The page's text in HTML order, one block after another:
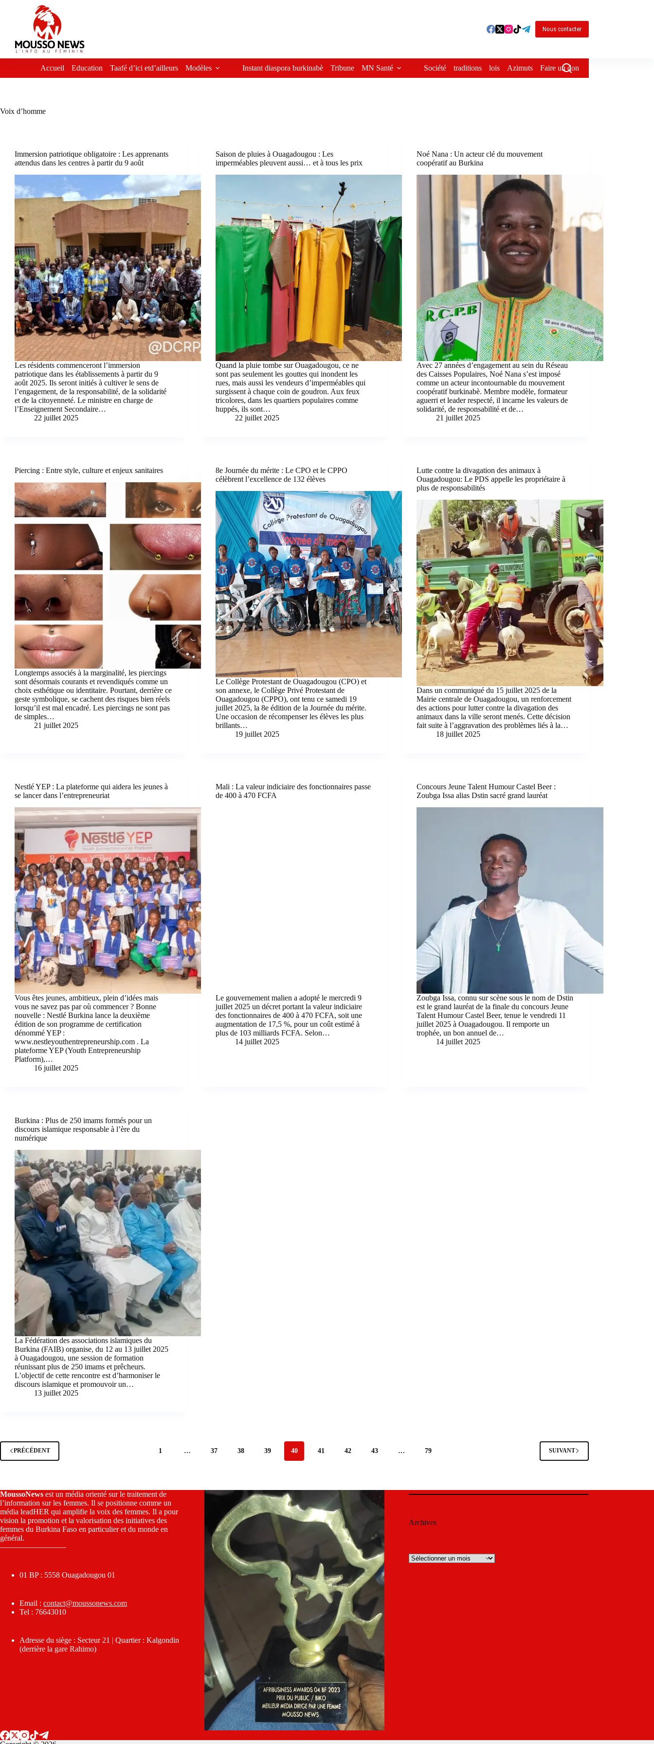
Nous contacter
Accueil Education Taafé d’ici etd’ailleurs Modèles Instant diaspora burkinabè Tribune MN Santé Société traditions lois Azimuts Faire un don
Voix d’homme
Immersion patriotique obligatoire : Les apprenants
attendus dans les centres à partir du 9 août
Les résidents commenceront l’immersion
patriotique dans les établissements à partir du 9
août 2025. Ils seront initiés à cultiver le sens de
l’engagement, de la responsabilité, de la solidarité
et de la citoyenneté. Le ministre en charge de
l’Enseignement Secondaire…
22 juillet 2025
Saison de pluies à Ouagadougou : Les
imperméables pleuvent aussi… et à tous les prix
Quand la pluie tombe sur Ouagadougou, ce ne
sont pas seulement les gouttes qui inondent les
rues, mais aussi les vendeurs d’imperméables qui
surgissent à chaque coin de goudron. Aux feux
tricolores, dans les quartiers populaires comme
huppés, ils sont…
22 juillet 2025
Noé Nana : Un acteur clé du mouvement
coopératif au Burkina
Avec 27 années d’engagement au sein du Réseau
des Caisses Populaires, Noé Nana s’est imposé
comme un acteur incontournable du mouvement
coopératif burkinabè. Membre modèle, formateur
aguerri et leader respecté, il incarne les valeurs de
solidarité, de responsabilité et de…
21 juillet 2025
Piercing : Entre style, culture et enjeux sanitaires
Longtemps associés à la marginalité, les piercings
sont désormais courants et revendiqués comme un
choix esthétique ou identitaire. Pourtant, derrière ce
geste symbolique, se cachent des risques bien réels
lorsqu’il est mal encadré. Les piercings ne sont pas
de simples…
21 juillet 2025
8e Journée du mérite : Le CPO et le CPPO
célèbrent l’excellence de 132 élèves
Le Collège Protestant de Ouagadougou (CPO) et
son annexe, le Collège Privé Protestant de
Ouagadougou (CPPO), ont tenu ce samedi 19
juillet 2025, la 8e édition de la Journée du mérite.
Une occasion de récompenser les élèves les plus
brillants…
19 juillet 2025
Lutte contre la divagation des animaux à
Ouagadougou: Le PDS appelle les propriétaire à
plus de responsabilités
Dans un communiqué du 15 juillet 2025 de la
Mairie centrale de Ouagadougou, un renforcement
des actions pour lutter contre la divagation des
animaux dans la ville seront menés. Cette décision
fait suite à l’aggravation des problèmes liés à la…
18 juillet 2025
Nestlé YEP : La plateforme qui aidera les jeunes à
se lancer dans l’entrepreneuriat
Vous êtes jeunes, ambitieux, plein d’idées mais
vous ne savez pas par où commencer ? Bonne
nouvelle : Nestlé Burkina lance la deuxième
édition de son programme de certification
dénommé YEP :
www.nestleyouthentrepreneurship.com . La
plateforme YEP (Youth Entrepreneurship
Platform),…
16 juillet 2025
Mali : La valeur indiciaire des fonctionnaires passe
de 400 à 470 FCFA
Le gouvernement malien a adopté le mercredi 9
juillet 2025 un décret portant la valeur indiciaire
des fonctionnaires de 400 à 470 FCFA, soit une
augmentation de 17,5 %, pour un coût estimé à
plus de 103 milliards FCFA. Selon…
14 juillet 2025
Concours Jeune Talent Humour Castel Beer :
Zoubga Issa alias Dstin sacré grand lauréat
Zoubga Issa, connu sur scène sous le nom de Dstin
est le grand lauréat de la finale du concours Jeune
Talent Humour Castel Beer, tenue le vendredi 11
juillet 2025 à Ouagadougou. Il remporte un
trophée, un bon annuel de…
14 juillet 2025
Burkina : Plus de 250 imams formés pour un
discours islamique responsable à l’ère du
numérique
La Fédération des associations islamiques du
Burkina (FAIB) organise, du 12 au 13 juillet 2025
à Ouagadougou, une session de formation
réunissant plus de 250 imams et prêcheurs.
L’objectif de cette rencontre est d’harmoniser le
discours islamique et promouvoir un…
13 juillet 2025
PRÉCÉDENT 1 … 37 38 39 40 41 42 43 … 79 SUIVANT
MoussoNews est un média orienté sur le traitement de
l’information sur les femmes. Il se positionne comme un
média leadHER qui amplifie la voix des femmes. Il a pour
vision la promotion et la valorisation des initiatives des
femmes du Burkina Faso en particulier et du monde en
général.
————————–
01 BP : 5558 Ouagadougou 01
Email : contact@moussonews.com
Tel : 76643010
Adresse du siège : Secteur 21 | Quartier : Kalgondin
(derrière la gare Rahimo)
Archives
Archives